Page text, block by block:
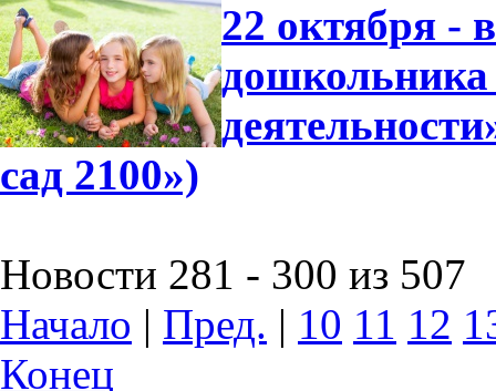
22 октября -
сад 2100»)
Новости 281 - 300 из 507
Начало | Пред. | 10 11 12
Конец